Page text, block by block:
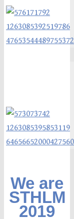
We are
STHLM
2019